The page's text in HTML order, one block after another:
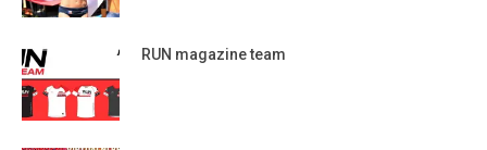
RUN magazine team